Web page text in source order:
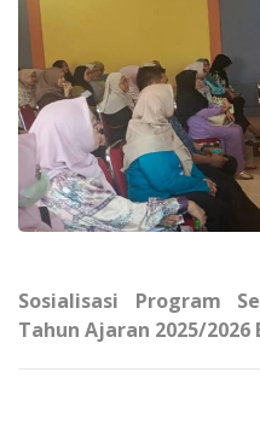
Sosialisasi Program
Tahun Ajaran 2025/